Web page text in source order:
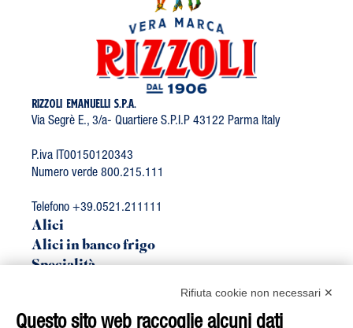
RIZZOLI EMANUELLI S.P.A.
Via Segrè E., 3/a- Quartiere S.P.I.P 43122 Parma Italy
P.iva IT00150120343
Numero verde 800.215.111
Telefono +39.0521.211111
Alici
Alici in banco frigo
Specialità
Rifiuta cookie non necessari ✕
Questo sito web raccoglie alcuni dati